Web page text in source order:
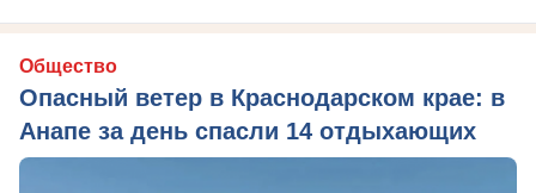
Общество
Опасный ветер в Краснодарском крае: в
Анапе за день спасли 14 отдыхающих